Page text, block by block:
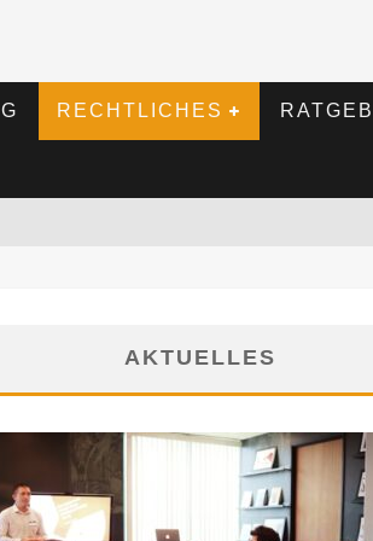
RECHTLICHES
AKTUELLES